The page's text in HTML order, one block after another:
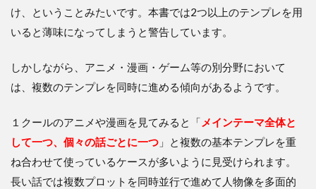
け、ということみたいです。本書では2つ以上のテンプレを用
いると薄味になってしまうと警告しています。
しかしながら、アニメ・漫画・ゲーム等の別分野において
は、複数のテンプレを同時に進める傾向があるようです。
１クールのアニメや漫画を見てみると「 メインテーマ全体と
して一つ、個々の話ごとに一つ 」と複数の基本テンプレを重
ね合わせて使っているケースが多いように見受けられます。
長い話では複数プロットを同時並行で進めて人物像を多面的